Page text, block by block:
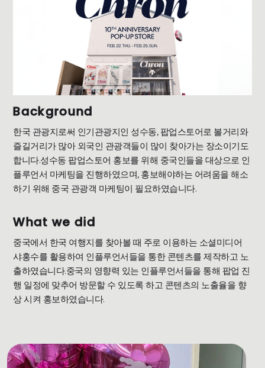
Background
한국 관광지로써 인기관광지인 성수동, 팝업스토어로 볼거리와
즐길거리가 많아 외국인 관광객들이 많이 찾아가는 장소이기도
합니다.성수동 팝업스토어 홍보를 위해 중국인들을 대상으로 인
플루언서 마케팅을 진행하였으며, 홍보해야하는 어려움을 해소
하기 위해 중국 관광객 마케팅이 필요하였습니다.
What we did
중국에서 한국 여행지를 찾아볼 때 주로 이용하는 소셜미디어
샤홍수를 활용하여 인플루언서들을 통한 콘텐츠를 제작하고 노
출하였습니다.중국의 영향력 있는 인플루언서들을 통해 팝업 진
행 일정에 맞추어 방문할 수 있도록 하고 콘텐츠의 노출율을 향
상 시켜 홍보하였습니다.